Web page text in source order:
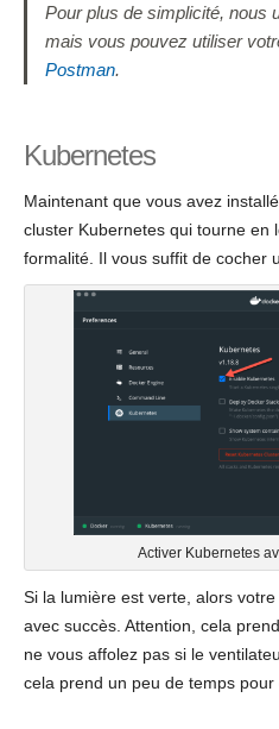
Pour plus de simplicité, nous
mais vous pouvez utiliser
Postman.
Kubernetes
Maintenant que vous avez
cluster Kubernetes qui tourne en
formalité. Il vous suffit de cocher
Activer Kubernetes
Si la lumière est verte, alors
avec succès. Attention, cela
ne vous affolez pas si le
cela prend un peu de temps pour